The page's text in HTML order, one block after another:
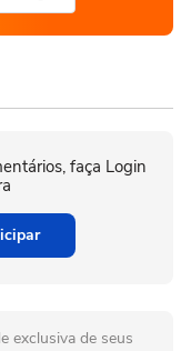
faça Login
exclusiva de seus